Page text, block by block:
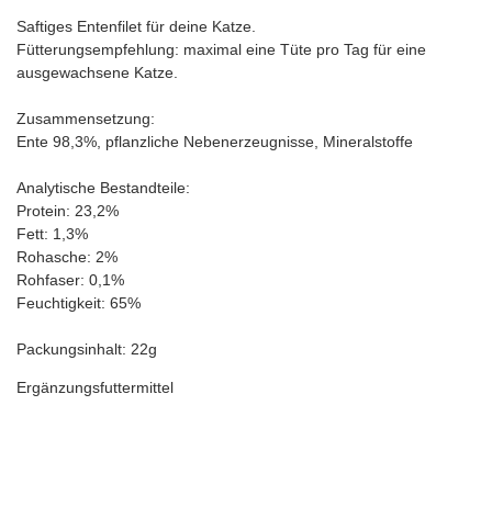
Saftiges Entenfilet für deine Katze.
Fütterungsempfehlung: maximal eine Tüte pro Tag für eine
ausgewachsene Katze.
Zusammensetzung:
Ente 98,3%, pflanzliche Nebenerzeugnisse, Mineralstoffe
Analytische Bestandteile:
Protein: 23,2%
Fett: 1,3%
Rohasche: 2%
Rohfaser: 0,1%
Feuchtigkeit: 65%
Packungsinhalt: 22g
Ergänzungsfuttermittel